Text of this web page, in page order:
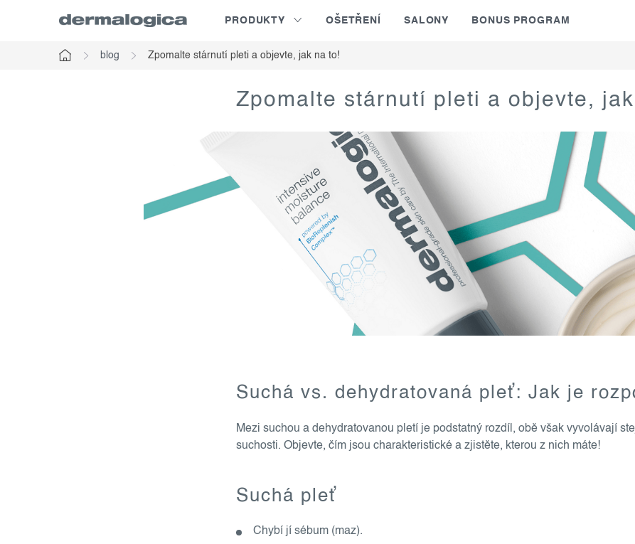
PRODUKTY OŠETŘENÍ SALONY BONUS PROGRAM
blog Zpomalte stárnutí pleti a objevte, jak na to!
Zpomalte stárnutí pleti a objevte,
Suchá vs. dehydratovaná pleť: Jak je
Mezi suchou a dehydratovanou pletí je podstatný rozdíl, obě však vyvolávají
suchosti. Objevte, čím jsou charakteristické a zjistěte, kterou z nich máte!
Suchá pleť
Chybí jí sébum (maz).